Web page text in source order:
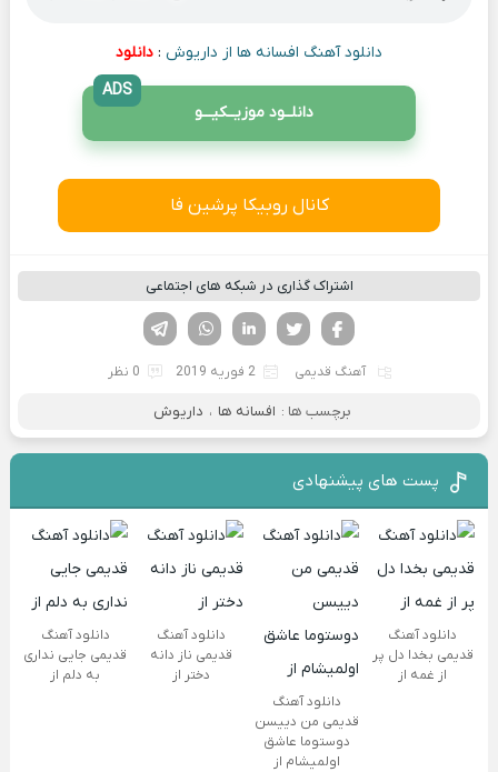
دانلود آهنگ افسانه ها از داریوش : دانلود
دانلــود موزیــکیـــو
ADS
کانال روبیکا پرشین فا
اشتراک گذاری در شبکه های اجتماعی
لینکدین تویتر
فیسوک
آهنگ قدیمی 2 فوریه 2019 0 نظر
برچسب ها : افسانه ها ، داریوش
پست های پیشنهادی
دانلود آهنگ
قدیمی بخدا دل پر
از غمه از
دانلود آهنگ
قدیمی من دییسن
دوستوما عاشق
اولمیشام از
دانلود آهنگ
قدیمی ناز دانه
دختر از
دانلود آهنگ
قدیمی جایی نداری
به دلم از